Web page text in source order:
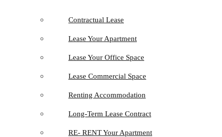
Contractual Lease
Lease Your Apartment
Lease Your Office Space
Lease Commercial Space
Renting Accommodation
Long-Term Lease Contract
RE- RENT Your Apartment